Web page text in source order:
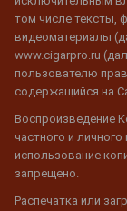
том числе тексты,
видеоматериалы
www.cigarpro.ru
пользователю
содержащийся на
Воспроизведение
частного и
использование
запрещено.
Распечатка или